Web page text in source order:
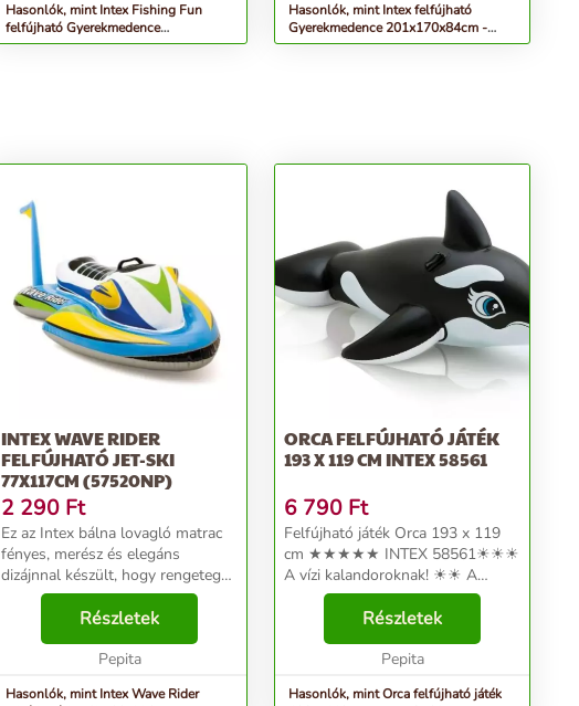
Hasonlók, mint Intex Fishing Fun
felfújható Gyerekmedence
218x188x99cm - Tengerp...
Hasonlók, mint Intex felfújható
Gyerekmedence 201x170x84cm -
Aligátor (57165NP)
INTEX WAVE RIDER
FELFÚJHATÓ JET-SKI
77X117CM (57520NP)
2 290 Ft
Ez az Intex bálna lovagló matrac
fényes, merész és elegáns
dizájnnal készült, hogy rengeteg
szórakozást nyújtson
gyermekeinek! Vinilből készült,
erős és strapabíró. A felfújható
matrac egy nagy teherb...
Részletek
Pepita
Hasonlók, mint Intex Wave Rider
ORCA FELFÚJHATÓ JÁTÉK
193 X 119 CM INTEX 58561
6 790 Ft
Felfújható játék Orca 193 x 119
cm ★★★★★ INTEX 58561☀☀☀
A vízi kalandoroknak! ☀☀ A
felfújható orca kétségtelenül
nagyszerű gazdagítás a nyári
bolondozásokhoz a víz mellett
vagy a medencédben! ☀ Kényel...
Részletek
Pepita
Hasonlók, mint Orca felfújható játék